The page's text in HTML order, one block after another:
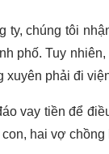
chúng tôi
phố. Tuy
xuyên phải đi
vay tiền để
hai vợ